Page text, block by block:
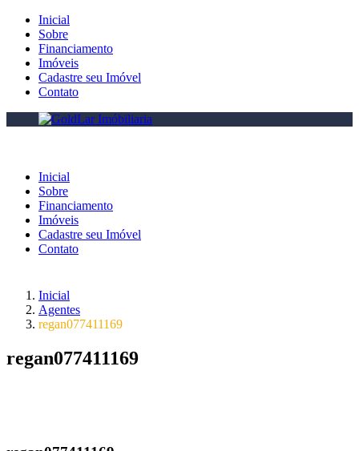
Inicial
Sobre
Financiamento
Imóveis
Cadastre seu Imóvel
Contato
Inicial
Sobre
Financiamento
Imóveis
Cadastre seu Imóvel
Contato
Inicial
Agentes
regan077411169
regan077411169